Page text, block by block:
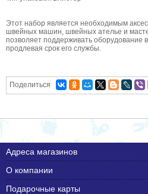
Этот набор является необходимым
швейных машин, швейных ателье и
позволяет поддерживать оборудование
продлевая срок его службы.
Поделиться
Адреса магазинов
О компании
Подарочные карты